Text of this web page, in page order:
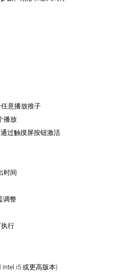
意播放推子
播放
过触摸屏按钮激活
时间
调整
行
i5 或更高版本)